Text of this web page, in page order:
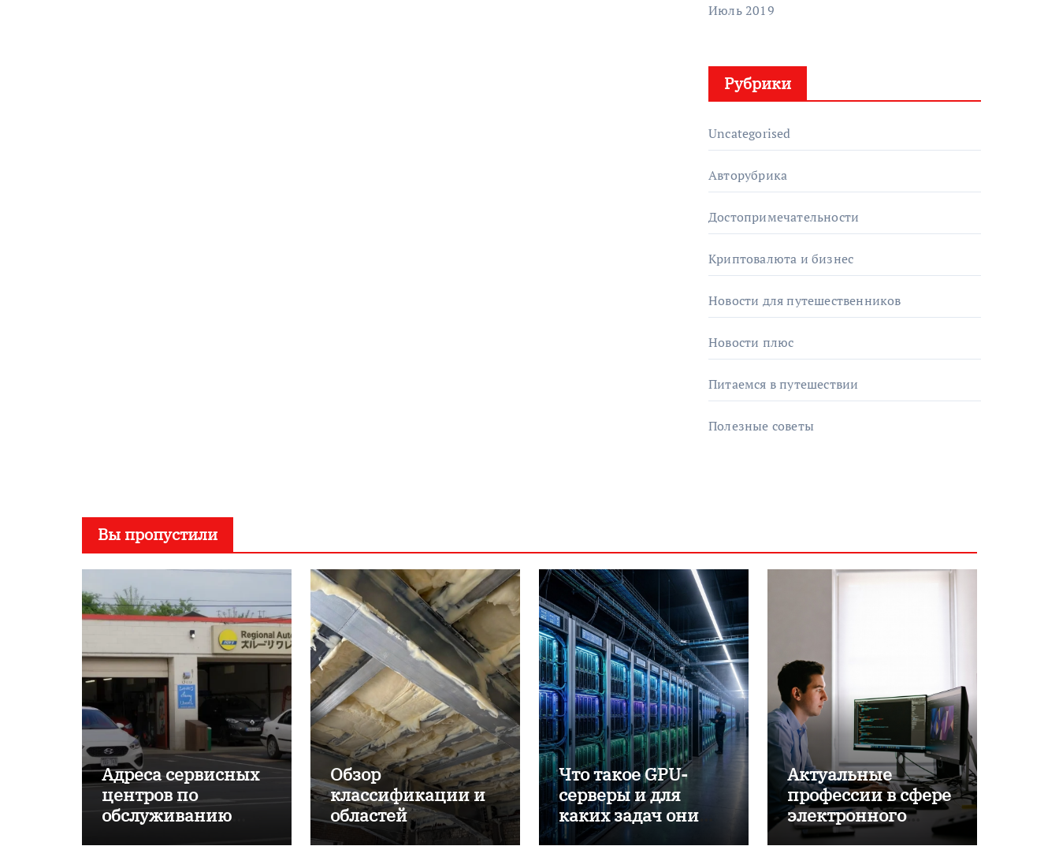
Июль 2019
Рубрики
Uncategorised
Авторубрика
Достопримечательности
Криптовалюта и бизнес
Новости для путешественников
Новости плюс
Питаемся в путешествии
Полезные советы
Вы пропустили
Адреса сервисных
центров по
обслуживанию
Обзор
классификации и
областей
применения
Что такое GPU-
серверы и для
каких задач они
применяются
Актуальные
профессии в сфере
электронного
обучения